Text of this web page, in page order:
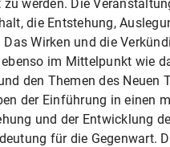
werden. Die
die Entstehung,
Wirken und die
im Mittelpunkt wie
den Themen des Neuen
der Einführung in einen
und der Entwicklung
für die Gegenwart.